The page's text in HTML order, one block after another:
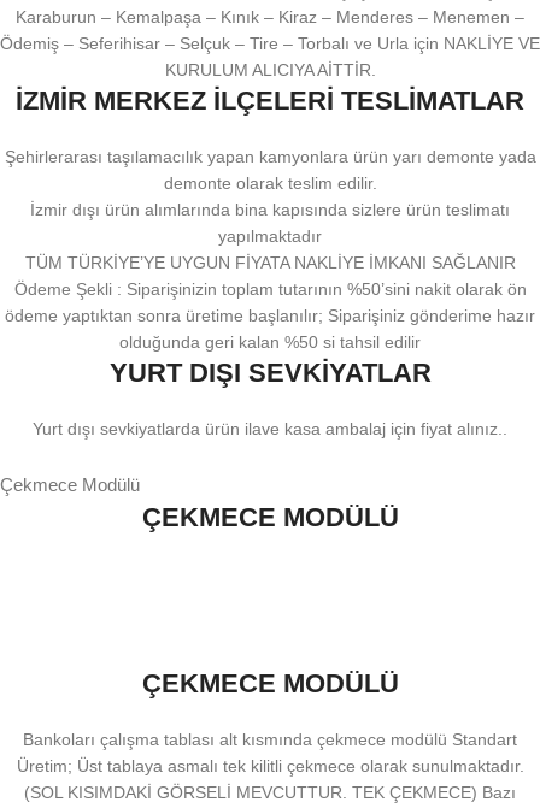
Karaburun – Kemalpaşa – Kınık – Kiraz – Menderes – Menemen –
Ödemiş – Seferihisar – Selçuk – Tire – Torbalı ve Urla için NAKLİYE VE
KURULUM ALICIYA AİTTİR.
İZMİR MERKEZ İLÇELERİ TESLİMATLAR
Şehirlerarası taşılamacılık yapan kamyonlara ürün yarı demonte yada
demonte olarak teslim edilir.
İzmir dışı ürün alımlarında bina kapısında sizlere ürün teslimatı
yapılmaktadır
TÜM TÜRKİYE’YE UYGUN FİYATA NAKLİYE İMKANI SAĞLANIR
Ödeme Şekli : Siparişinizin toplam tutarının %50’sini nakit olarak ön
ödeme yaptıktan sonra üretime başlanılır; Siparişiniz gönderime hazır
olduğunda geri kalan %50 si tahsil edilir
YURT DIŞI SEVKİYATLAR
Yurt dışı sevkiyatlarda ürün ilave kasa ambalaj için fiyat alınız..
Çekmece Modülü
ÇEKMECE MODÜLÜ
ÇEKMECE MODÜLÜ
Bankoları çalışma tablası alt kısmında çekmece modülü Standart
Üretim; Üst tablaya asmalı tek kilitli çekmece olarak sunulmaktadır.
(SOL KISIMDAKİ GÖRSELİ MEVCUTTUR. TEK ÇEKMECE) Bazı